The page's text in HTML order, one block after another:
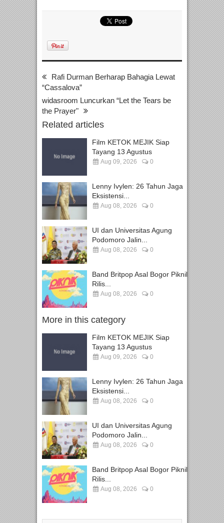
Rafi Durman Berharap Bahagia Lewat
“Cassalova”
widasroom Luncurkan “Let the Tears be
the Prayer"
Related articles
Film KETOK MEJIK Siap
Tayang 13 Agustus
Aug 09, 2026 0
Lenny Ivylen: 26 Tahun Jaga
Eksistensi...
Aug 08, 2026 0
UI dan Universitas Agung
Podomoro Jalin...
Aug 08, 2026 0
Band Britpop Asal Bogor Piknik
Rilis...
Aug 08, 2026 0
More in this category
Film KETOK MEJIK Siap
Tayang 13 Agustus
Aug 09, 2026 0
Lenny Ivylen: 26 Tahun Jaga
Eksistensi...
Aug 08, 2026 0
UI dan Universitas Agung
Podomoro Jalin...
Aug 08, 2026 0
Band Britpop Asal Bogor Piknik
Rilis...
Aug 08, 2026 0